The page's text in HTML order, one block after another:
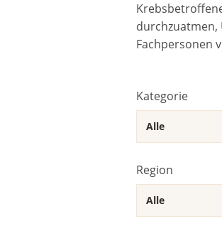
durchzuatmen,
Fachpersonen
Kategorie
Region